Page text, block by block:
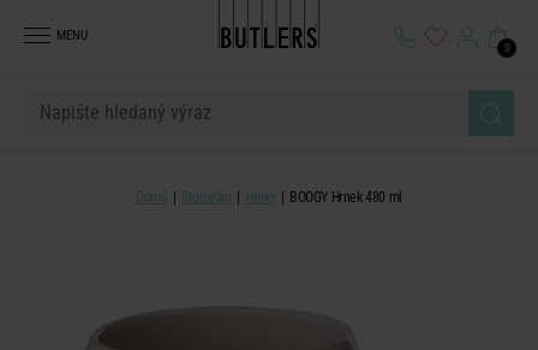
MENU
0
Domů Stolování Hrnky BOOGY Hrnek 480 ml